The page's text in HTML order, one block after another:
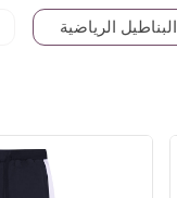
البناطيل الرياضية